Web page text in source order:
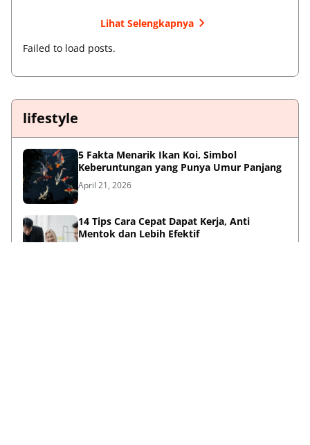
Lihat Selengkapnya
Failed to load posts.
lifestyle
5 Fakta Menarik Ikan Koi, Simbol
Keberuntungan yang Punya Umur Panjang
April 21, 2026
14 Tips Cara Cepat Dapat Kerja, Anti
Mentok dan Lebih Efektif